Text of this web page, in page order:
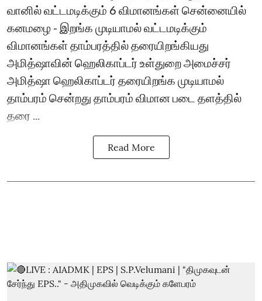
வானில் வட்டமடிக்கும் 6 விமானங்கள் சென்னையில்
கனமழை - இறங்க முடியாமல் வட்டமடிக்கும்
விமானங்கள் தாம்பரத்தில் தரையிறங்கியது
அமித்ஷாவின் ஹெலிகாப்டர் உள்துறை அமைச்சர்
அமித்ஷா ஹெலிகாப்டர் தரையிறங்க முடியாமல்
தாம்பரம் சென்றது தாம்பரம் விமான படை தளத்தில்
தரை ...
Read More